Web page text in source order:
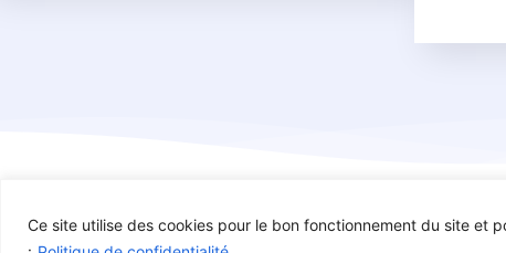
Ce site utilise des cookies pour le bon fonctionnement du site et
Copyright : AFDE – Association Française des Dysplasies